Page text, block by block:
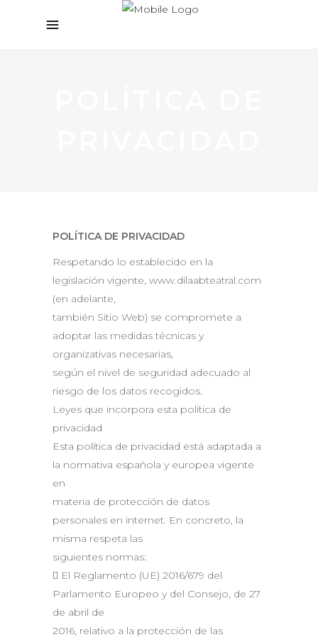
POLÍTICA DE PRIVACIDAD
Respetando lo establecido en la
legislación vigente, www.dilaabteatral.com
(en adelante,
también Sitio Web) se compromete a
adoptar las medidas técnicas y
organizativas necesarias,
según el nivel de seguridad adecuado al
riesgo de los datos recogidos.
Leyes que incorpora esta política de
privacidad
Esta política de privacidad está adaptada a
la normativa española y europea vigente
en
materia de protección de datos
personales en internet. En concreto, la
misma respeta las
siguientes normas:
 El Reglamento (UE) 2016/679 del
Parlamento Europeo y del Consejo, de 27
de abril de
2016, relativo a la protección de las